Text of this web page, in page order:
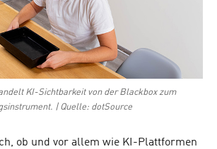
KI-Sichtbarkeit von der Blackbox zum
| Quelle: dotSource
ob und vor allem wie KI-Plattformen